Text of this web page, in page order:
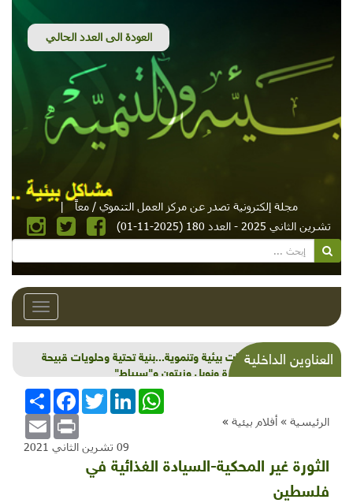
مجلة إلكترونية تصدر عن مركز العمل التنموي / معاً
|
تشرين الثاني 2025 - العدد 180 (2025-11-01)
Toggle
العناوين الداخليةشذرات بيئية وتنموية...بنية تحتية وحلويات قبيحة
وحاكورة ونوبل وزيتون و"سيباط"
الرئيسية » أفلام بيئية »
انشر
FacebookTwitterLinkedInWhatsApp
Email Print
09 تشرين الثاني 2021
الثورة غير المحكية-السيادة الغذائية في
فلسطين